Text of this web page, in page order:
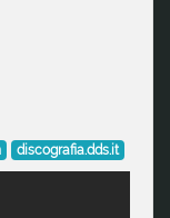
discografia.dds.it